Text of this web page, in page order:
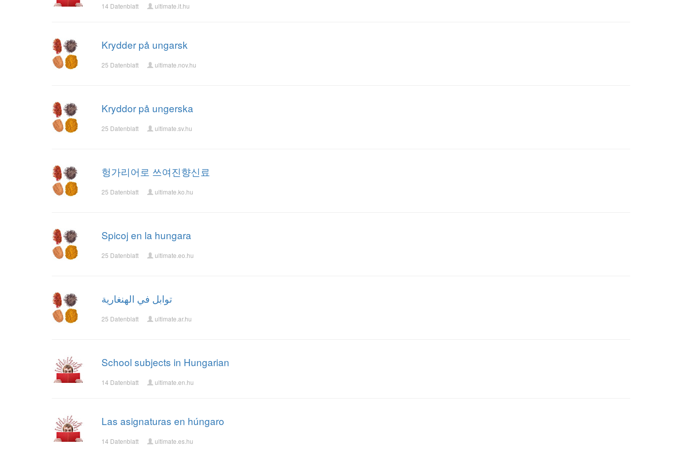
14 Datenblatt ultimate.it.hu
Krydder på ungarsk
25 Datenblatt ultimate.nov.hu
Kryddor på ungerska
25 Datenblatt ultimate.sv.hu
헝가리어로 쓰여진향신료
25 Datenblatt ultimate.ko.hu
Spicoj en la hungara
25 Datenblatt ultimate.eo.hu
توابل في الهنغارية
25 Datenblatt ultimate.ar.hu
School subjects in Hungarian
14 Datenblatt ultimate.en.hu
Las asignaturas en húngaro
14 Datenblatt ultimate.es.hu